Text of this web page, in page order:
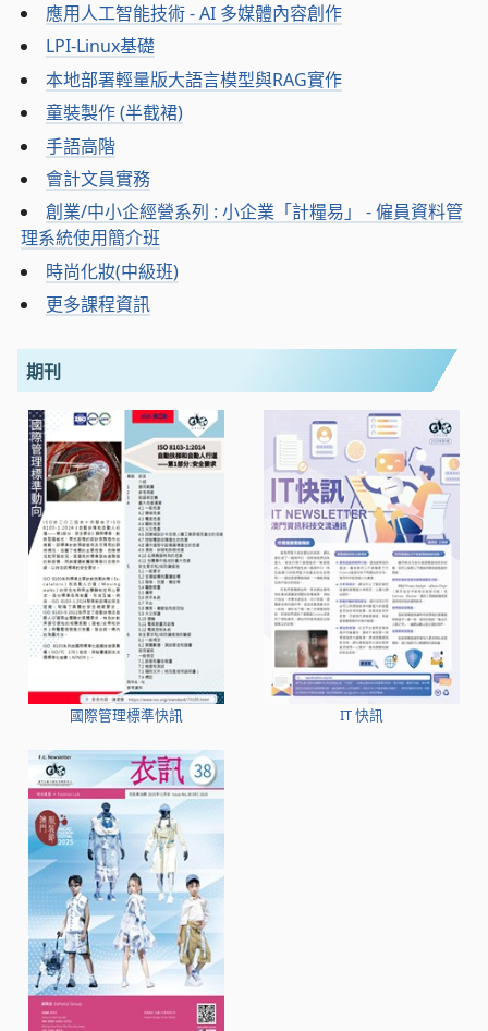
應用人工智能技術 - AI 多媒體內容創作
LPI-Linux基礎
本地部署輕量版大語言模型與RAG實作
童裝製作 (半截裙)
手語高階
會計文員實務
創業/中小企經營系列 : 小企業「計糧易」 - 僱員資料管
理系統使用簡介班
時尚化妝(中級班)
更多課程資訊
期刊
國際管理標準快訊 IT 快訊